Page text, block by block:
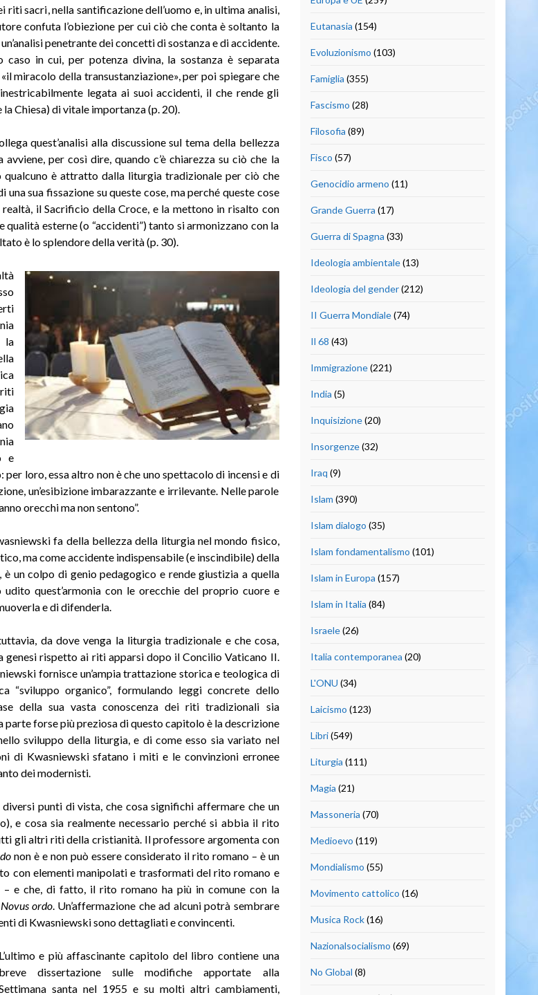
riti sacri, nella santificazione dell’uomo e, in ultima analisi,
confuta l’obiezione per cui ciò che conta è soltanto la
penetrante dei concetti di sostanza e di accidente.
caso in cui, per potenza divina, la sostanza è separata
miracolo della transustanziazione», per poi spiegare che
legata ai suoi accidenti, il che rende gli
Chiesa) di vitale importanza (p. 20).
quest’analisi alla discussione sul tema della bellezza
per così dire, quando c’è chiarezza su ciò che la
qualcuno è attratto dalla liturgia tradizionale per ciò che
una sua fissazione su queste cose, ma perché queste cose
il Sacrificio della Croce, e la mettono in risalto con
qualità esterne (o “accidenti”) tanto si armonizzano con la
è lo splendore della verità (p. 30).
la
e
per loro, essa altro non è che uno spettacolo di incensi e di
un’esibizione imbarazzante e irrilevante. Nelle parole
orecchi ma non sentono”.
fa della bellezza della liturgia nel mondo fisico,
ma come accidente indispensabile (e inscindibile) della
è un colpo di genio pedagogico e rende giustizia a quella
quest’armonia con le orecchie del proprio cuore e
e di difenderla.
da dove venga la liturgia tradizionale e che cosa,
genesi rispetto ai riti apparsi dopo il Concilio Vaticano II.
fornisce un’ampia trattazione storica e teologica di
“sviluppo organico”, formulando leggi concrete dello
della sua vasta conoscenza dei riti tradizionali sia
parte forse più preziosa di questo capitolo è la descrizione
sviluppo della liturgia, e di come esso sia variato nel
di Kwasniewski sfatano i miti e le convinzioni erronee
dei modernisti.
punti di vista, che cosa significhi affermare che un
e cosa sia realmente necessario perché si abbia il rito
gli altri riti della cristianità. Il professore argomenta con
non è e non può essere considerato il rito romano – è un
con elementi manipolati e trasformati del rito romano e
e che, di fatto, il rito romano ha più in comune con la
Novus ordo . Un’affermazione che ad alcuni potrà sembrare
di Kwasniewski sono dettagliati e convincenti.
L’ultimo e più affascinante capitolo del libro contiene una
breve dissertazione sulle modifiche apportate alla
santa nel 1955 e su molti altri cambiamenti,
Eutanasia (154)
Evoluzionismo (103)
Famiglia (355)
Fascismo (28)
Filosofia (89)
Fisco (57)
Genocidio armeno (11)
Grande Guerra (17)
Guerra di Spagna (33)
Ideologia ambientale(13)
Ideologia del gender(212)
II Guerra Mondiale(74)
Il 68 (43)
Immigrazione(221)
India (5)
Inquisizione(20)
Insorgenze(32)
Iraq (9)
Islam (390)
Islam dialogo (35)
Islam fondamentalismo (101)
Islam in Europa (157)
Islam in Italia (84)
Israele(26)
Italia contemporanea (20)
L'ONU (34)
Laicismo (123)
Libri(549)
Liturgia (111)
Magia (21)
Massoneria (70)
Medioevo (119)
Mondialismo (55)
Movimento cattolico (16)
Musica Rock(16)
Nazionalsocialismo (69)
No Global (8)